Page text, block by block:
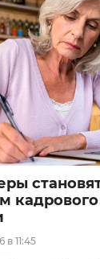
кадрового
в 11:45